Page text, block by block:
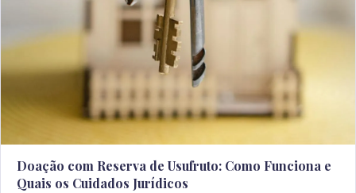
Doação com Reserva de Usufruto: Como Funciona e
Quais os Cuidados Jurídicos